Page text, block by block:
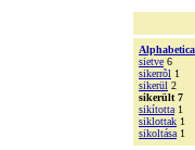
sietve 6
sikerrõl 1
sikerül 2
sikerült 7
sikította 1
siklottak 1
sikoltása 1